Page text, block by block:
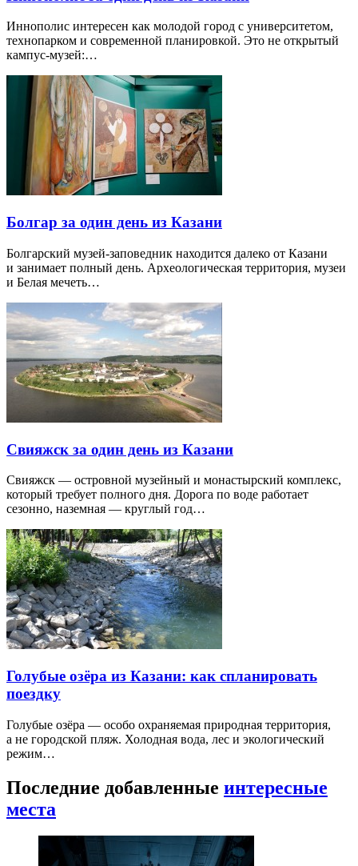
Иннополис интересен как молодой город с университетом,
технопарком и современной планировкой. Это не открытый
кампус-музей:…
Болгар за один день из Казани
Болгарский музей-заповедник находится далеко от Казани
и занимает полный день. Археологическая территория, музеи
и Белая мечеть…
Свияжск за один день из Казани
Свияжск — островной музейный и монастырский комплекс,
который требует полного дня. Дорога по воде работает
сезонно, наземная — круглый год…
Голубые озёра из Казани: как спланировать
поездку
Голубые озёра — особо охраняемая природная территория,
а не городской пляж. Холодная вода, лес и экологический
режим…
Последние добавленные интересные
места